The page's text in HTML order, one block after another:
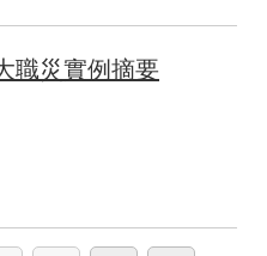
職災實例摘要